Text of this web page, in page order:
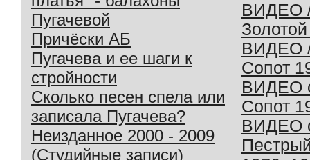
Пугачевой
Причёски АБ
Пугачева и ее шаги к
стройности
Сколько песен спела или
записала Пугачева?
Неизданное 2000 - 2009
(Студийные записи)
ВИДЕО
ВИДЕО
Сопот
ВИДЕО
Сопот
ВИДЕО